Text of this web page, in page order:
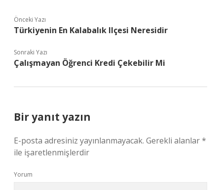
Önceki Yazı
Türkiyenin En Kalabalık Ilçesi Neresidir
Sonraki Yazı
Çalışmayan Öğrenci Kredi Çekebilir Mi
Bir yanıt yazın
E-posta adresiniz yayınlanmayacak. Gerekli alanlar*
ile işaretlenmişlerdir
Yorum